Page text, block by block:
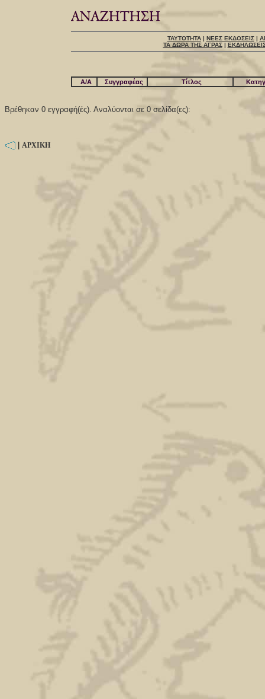
ΤΑΥΤΟΤΗΤΑ| ΝΕΕΣ ΕΚΔΟΣΕΙΣ|
ΤΑ ΔΩΡΑ ΤΗΣ ΑΓΡΑΣ|
A/A Συγγραφέας Τίτλος
Βρέθηκαν 0 εγγραφή(ές). Αναλύονται σε 0 σελίδα(ες):
ΑΡΧΙΚΗ